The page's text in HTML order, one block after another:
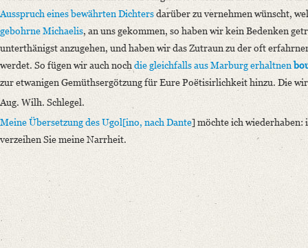
Provider: Dresden, Sächsische Landesbibliothek - Staats- und
OAI Id: 36284268X
Bibliography: Strodtmann, Adolf: Briefe von und an Gottfried August
anderen, meist handschriftlichen Quellen. Bd. 4. Berlin 1874, S.
Incipit: „[Göttingen, Januar 1791.]
An Gottfried August Bürger, des heiligen deutschen Reichs erwählten
Wir flehen Ew. [...]“
Language
Latin
Ausspruch eines bewährten Dichtersdarüber zu vernehmen wünscht,
gebohrne Michaelis, an uns gekommen, so haben wir kein Bedenken
unterthänigst anzugehen, und haben wir das Zutraun zu der oft
werdet. So fügen wir auch noch die gleichfalls aus Marburg erhaltnen
zur etwanigen Gemüthsergötzung für Eure Poëtisirlichkeit hinzu. Die
Aug. Wilh. Schlegel.
Meine Übersetzungdes Ugol[ino, nach Dante] möchte ich wiederhaben:
verzeihen Sie meine Narrheit.